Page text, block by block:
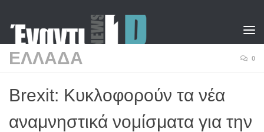
ΕΛΛΑΔΑ 0
Brexit: Κυκλοφορούν τα νέα
αναμνηστικά νομίσματα για την